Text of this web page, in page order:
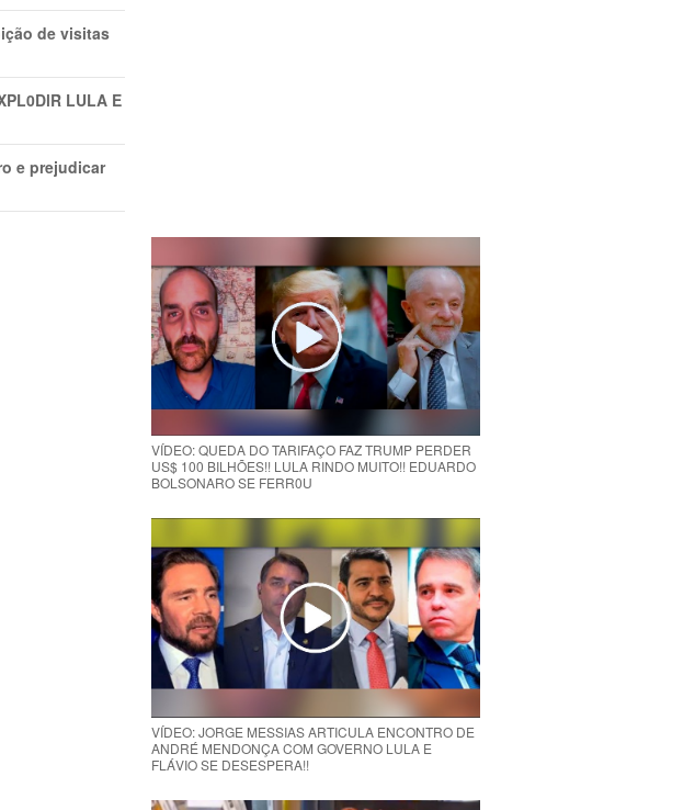
de visitas
LULA E
e prejudicar
VÍDEO: QUEDA DO TARIFAÇO FAZ TRUMP PERDER
US$ 100 BILHÕES!! LULA RINDO MUITO!! EDUARDO
BOLSONARO SE FERR0U
VÍDEO: JORGE MESSIAS ARTICULA ENCONTRO DE
ANDRÉ MENDONÇA COM GOVERNO LULA E
FLÁVIO SE DESESPERA!!